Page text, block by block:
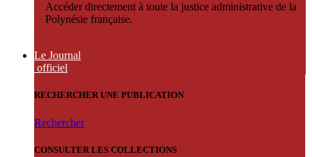
Accéder directement à toute la justice administrative de la
Polynésie française.
Le Journal
officiel
RECHERCHER UNE PUBLICATION
Rechercher
CONSULTER LES COLLECTIONS